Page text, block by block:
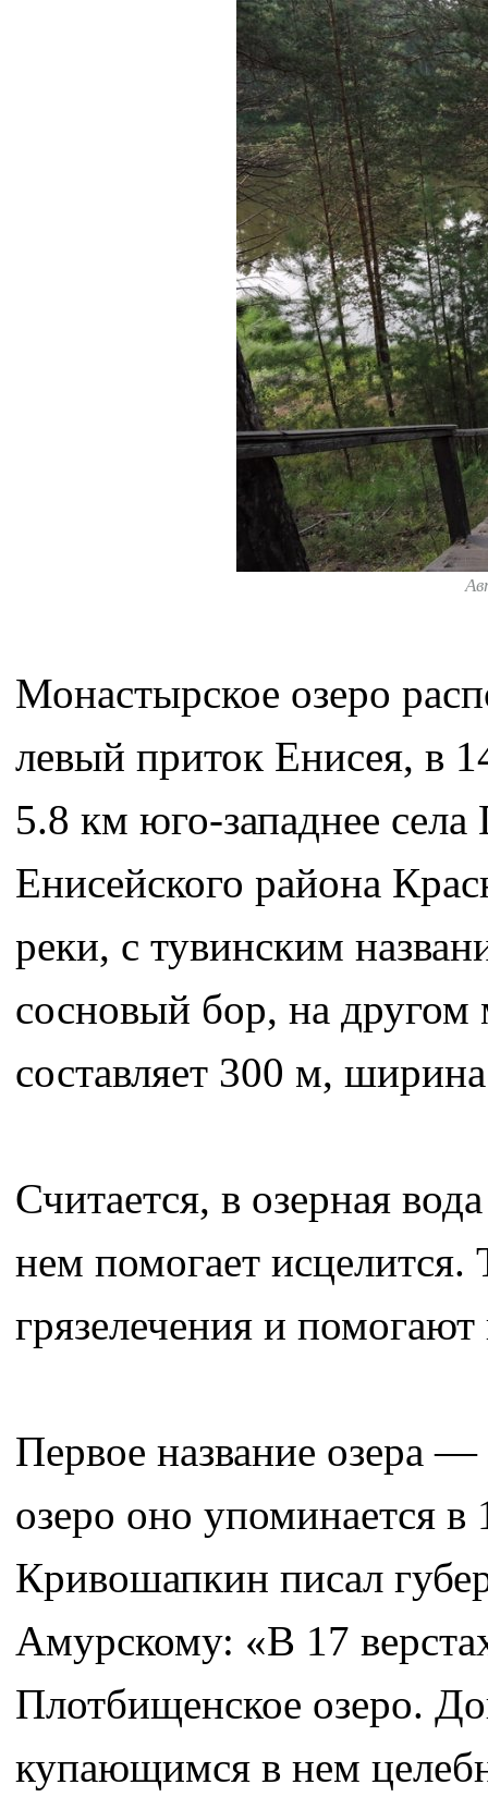
Монастырское озеро
левый приток Енисея, в
5.8 км юго-западнее
Енисейского района
реки, с тувинским
сосновый бор, на другом
составляет 300 м,
Считается, в озерная
нем помогает исцелится.
грязелечения и
Первое название озера
озеро оно упоминается
Кривошапкин писал
Амурскому: «В 17
Плотбищенское озеро.
купающимся в нем